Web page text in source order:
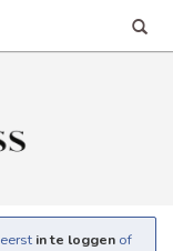
in te loggen of